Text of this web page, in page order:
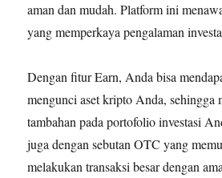
aman dan mudah. Platform ini
yang memperkaya pengalaman
Dengan fitur Earn, Anda bisa
mengunci aset kripto Anda, sehingga
tambahan pada portofolio investasi
juga dengan sebutan OTC yang
melakukan transaksi besar dengan